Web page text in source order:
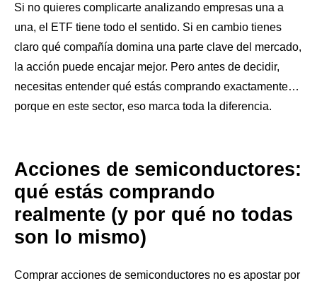
Si no quieres complicarte analizando empresas una a
una, el ETF tiene todo el sentido. Si en cambio tienes
claro qué compañía domina una parte clave del mercado,
la acción puede encajar mejor. Pero antes de decidir,
necesitas entender qué estás comprando exactamente…
porque en este sector, eso marca toda la diferencia.
Acciones de semiconductores:
qué estás comprando
realmente (y por qué no todas
son lo mismo)
Comprar acciones de semiconductores no es apostar por